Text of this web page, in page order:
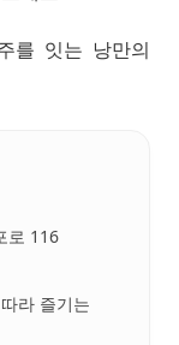
를 잇는 낭만의
로 116
라 즐기는